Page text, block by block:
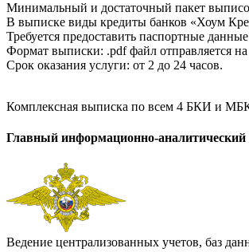
Минимальный и достаточный пакет
В выписке виды кредиты банков «Хоум
Требуется предоставить паспортные
Формат выписки: .pdf файл отправляется
Срок оказания услуги: от 2 до 24 часов.
Комплексная выписка по всем 4 БКИ и
Главный информационно-
Ведение централизованных учетов, баз